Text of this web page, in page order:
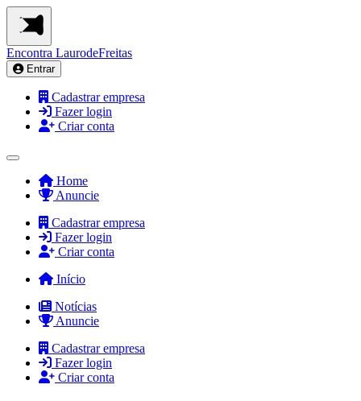
Encontra LaurodeFreitas
Entrar
Cadastrar empresa
Fazer login
Criar conta
Home
Anuncie
Cadastrar empresa
Fazer login
Criar conta
Início
Notícias
Anuncie
Cadastrar empresa
Fazer login
Criar conta